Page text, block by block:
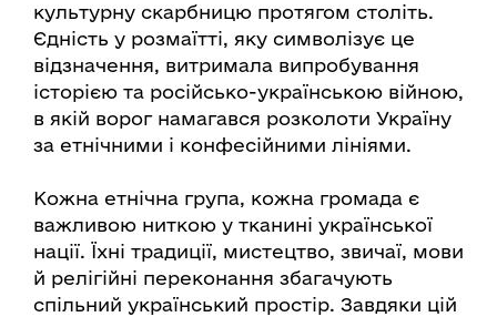
культурну скарбницю протягом століть.
Єдність у розмаїтті, яку символізує це
відзначення, витримала випробування
історією та російсько-українською війною,
в якій ворог намагався розколоти Україну
за етнічними і конфесійними лініями.
Кожна етнічна група, кожна громада є
важливою ниткою у тканині української
нації. Їхні традиції, мистецтво, звичаї, мови
й релігійні переконання збагачують
спільний український простір. Завдяки цій